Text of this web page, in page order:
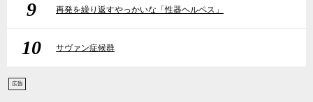
9 再発を繰り返すやっかいな「性器ヘルペス」
10 サヴァン症候群
広告